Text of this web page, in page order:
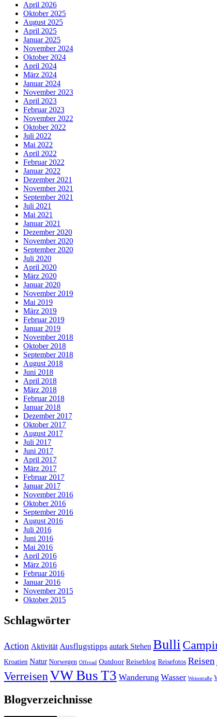
April 2026
Oktober 2025
August 2025
April 2025
Januar 2025
November 2024
Oktober 2024
April 2024
März 2024
Januar 2024
November 2023
April 2023
Februar 2023
November 2022
Oktober 2022
Juli 2022
Mai 2022
April 2022
Februar 2022
Januar 2022
Dezember 2021
November 2021
September 2021
Juli 2021
Mai 2021
Januar 2021
Dezember 2020
November 2020
September 2020
Juli 2020
April 2020
März 2020
Januar 2020
November 2019
Mai 2019
März 2019
Februar 2019
Januar 2019
November 2018
Oktober 2018
September 2018
August 2018
Juni 2018
April 2018
März 2018
Februar 2018
Januar 2018
Dezember 2017
Oktober 2017
August 2017
Juli 2017
Juni 2017
April 2017
März 2017
Februar 2017
Januar 2017
November 2016
Oktober 2016
September 2016
August 2016
Juli 2016
Juni 2016
Mai 2016
April 2016
März 2016
Februar 2016
Januar 2016
November 2015
Oktober 2015
Schlagwörter
Action Aktivität Ausflugstipps autark Stehen Bulli
Kroatien Natur Norwegen Offroad Outdoor Reiseblog Reisefotos Reisen
VerreisenVW Bus T3 Wanderung Wasser Weinstraße
Blogverzeichnisse